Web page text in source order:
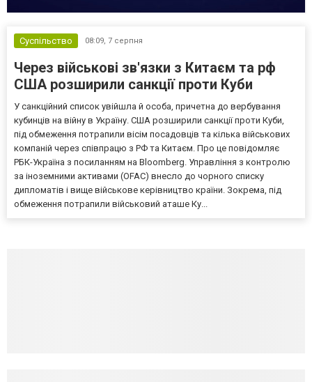
Суспільство 08:09, 7 серпня
Через військові зв'язки з Китаєм та рф
США розширили санкції проти Куби
У санкційний список увійшла й особа, причетна до вербування
кубинців на війну в Україну. США розширили санкції проти Куби,
під обмеження потрапили вісім посадовців та кілька військових
компаній через співпрацю з РФ та Китаєм. Про це повідомляє
РБК-Україна з посиланням на Bloomberg. Управління з контролю
за іноземними активами (OFAC) внесло до чорного списку
дипломатів і вище військове керівництво країни. Зокрема, під
обмеження потрапили військовий аташе Ку...